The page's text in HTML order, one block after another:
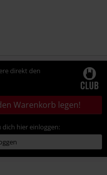
direkt den
Warenkorb legen!
hier einloggen: